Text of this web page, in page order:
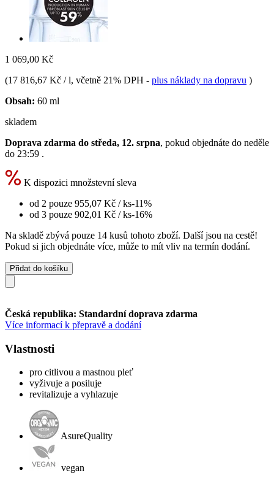
1 069,00 Kč
(17 816,67 Kč / l, včetně 21% DPH - plus náklady na dopravu )
Obsah: 60 ml
skladem
Doprava zdarma do středa, 12. srpna, pokud objednáte do neděle
do 23:59 .
K dispozici množstevní sleva
od 2 pouze 955,07 Kč / ks-11%
od 3 pouze 902,01 Kč / ks-16%
Na skladě zbývá pouze 14 kusů tohoto zboží. Další jsou na cestě!
Pokud si jich objednáte více, může to mít vliv na termín dodání.
Přidat do košíku
Česká republika: Standardní doprava zdarma
Více informací k přepravě a dodání
Vlastnosti
pro citlivou a mastnou pleť
vyživuje a posiluje
revitalizuje a vyhlazuje
AsureQuality
vegan